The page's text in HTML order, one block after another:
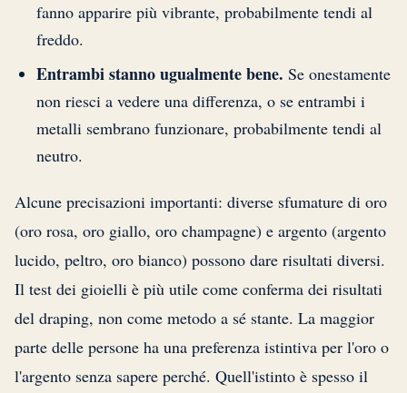
fanno apparire più vibrante, probabilmente tendi al
freddo.
Entrambi stanno ugualmente bene. Se onestamente
non riesci a vedere una differenza, o se entrambi i
metalli sembrano funzionare, probabilmente tendi al
neutro.
Alcune precisazioni importanti: diverse sfumature di oro
(oro rosa, oro giallo, oro champagne) e argento (argento
lucido, peltro, oro bianco) possono dare risultati diversi.
Il test dei gioielli è più utile come conferma dei risultati
del draping, non come metodo a sé stante. La maggior
parte delle persone ha una preferenza istintiva per l'oro o
l'argento senza sapere perché. Quell'istinto è spesso il